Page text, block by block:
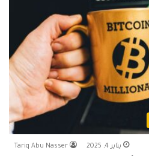
Tariq Abu Nasser يناير 4, 2025